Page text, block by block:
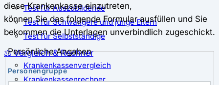
Test für Auszubildende
Test für Schwangere und junge Eltern
Test für Selbstständige
⚖️ Vergleich & Rechner
Krankenkassenvergleich
Krankenkassenrechner
diese Krankenkasse einzutreten,
können Sie das folgende Formular ausfüllen und Sie
bekommen die Unterlagen unverbindlich zugeschickt.
Persönliche Angaben
Personengruppe